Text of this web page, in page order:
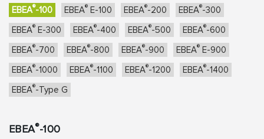
EBEA®-100 EBEA® E-100 EBEA®-200 EBEA®-300
EBEA® E-300 EBEA®-400 EBEA®-500 EBEA®-600
EBEA®-700 EBEA®-800 EBEA®-900 EBEA® E-900
EBEA®-1000 EBEA®-1100 EBEA®-1200 EBEA®-1400
EBEA®-Type G
EBEA®-100